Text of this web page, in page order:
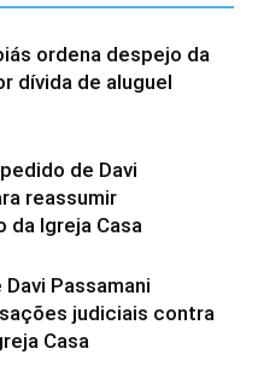
ordena despejo da
dívida de aluguel
de Davi
reassumir
da Igreja Casa
Passamani
judiciais contra
Casa